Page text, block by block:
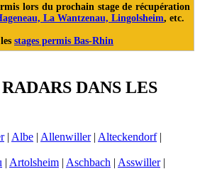
lors du prochain stage de récupération
La Wantzenau, Lingolsheim, etc.
stages permis Bas-Rhin
DANS LES
| Albe | Allenwiller | Alteckendorf |
| Artolsheim | Aschbach | Asswiller |